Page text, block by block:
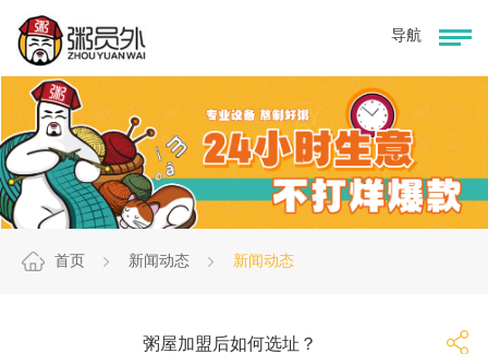
首页 新闻动态 新闻动态
粥屋加盟后如何选址？